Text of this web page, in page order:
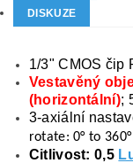
DISKUZE
1/3" CMOS čip
Vestavěný
(horizontální);
3-axiální
rotate: 0° to 360°
Citlivost: 0,5